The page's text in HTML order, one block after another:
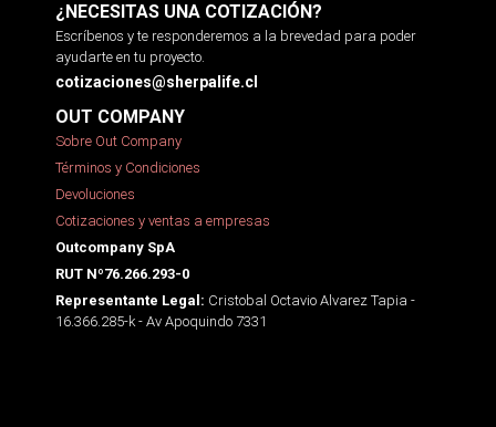
¿NECESITAS UNA COTIZACIÓN?
Escríbenos y te responderemos a la brevedad para poder
ayudarte en tu proyecto.
cotizaciones@sherpalife.cl
OUT COMPANY
Sobre Out Company
Términos y Condiciones
Devoluciones
Cotizaciones y ventas a empresas
Outcompany SpA
RUT Nº76.266.293-0
Representante Legal: Cristobal Octavio Alvarez Tapia -
16.366.285-k - Av Apoquindo 7331